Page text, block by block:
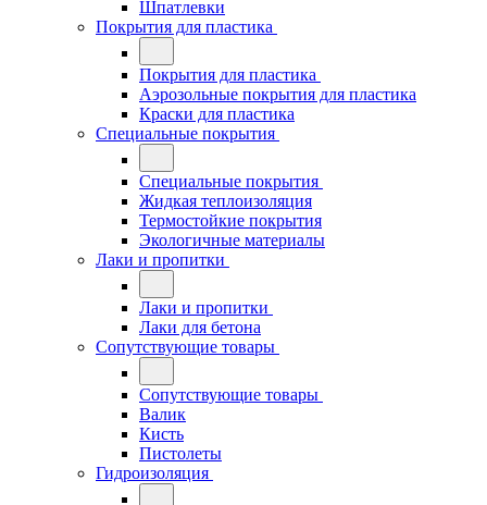
Шпатлевки
Покрытия для пластика
Покрытия для пластика
Аэрозольные покрытия для пластика
Краски для пластика
Специальные покрытия
Специальные покрытия
Жидкая теплоизоляция
Термостойкие покрытия
Экологичные материалы
Лаки и пропитки
Лаки и пропитки
Лаки для бетона
Сопутствующие товары
Сопутствующие товары
Валик
Кисть
Пистолеты
Гидроизоляция